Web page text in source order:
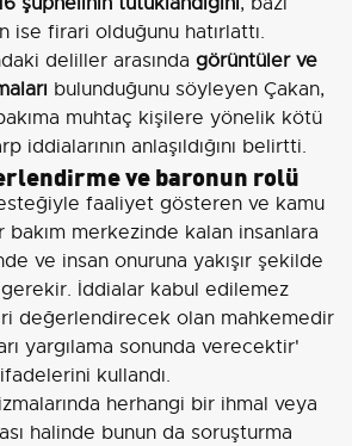
ise firari olduğunu hatırlattı.
deliller arasında görüntüler ve
bulunduğunu söyleyen Çakan,
muhtaç kişilere yönelik kötü
iddialarının anlaşıldığını belirtti.
ve baronun rolü
faaliyet gösteren ve kamu
bakım merkezinde kalan insanlara
ve insan onuruna yakışır şekilde
gerekir. İddialar kabul edilemez
değerlendirecek olan mahkemedir
yargılama sonunda verecektir'
ifadelerini kullandı.
herhangi bir ihmal veya
halinde bunun da soruşturma